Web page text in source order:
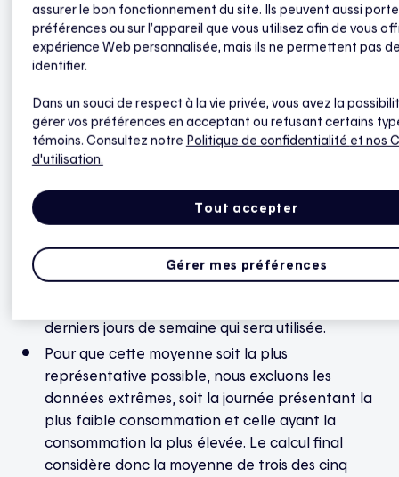
La consommation de référence est une prévision
de l’énergie que vous auriez consommée durant la
phase de réduction s’il n’y avait pas eu
consommation de référence, Hilo se base sur votre
consommation moyenne des derniers jours. Tous ces
calculs sont faits automatiquement.
Nous sélectionnons d’abord les cinq journées de
où il y a eu un événement de pointe). Par
exemple, s’il s’agit d’un événement de pointe en
derniers jours de semaine qui sera utilisée.
Pour que cette moyenne soit la plus
représentative possible, nous excluons les
données extrêmes, soit la journée présentant la
plus faible consommation et celle ayant la
consommation la plus élevée. Le calcul final
considère donc la moyenne de trois des cinq
assurer le bon fonctionnement du site. Ils peuvent aussi
préférences ou sur l’appareil que vous utilisez afin de vous
expérience Web personnalisée, mais ils ne permettent pas
identifier.
Dans un souci de respect à la vie privée, vous avez la
gérer vos préférences en acceptant ou refusant certains
témoins. Consultez notre Politique de confidentialité et nos
d'utilisation.
Tout accepter
Gérer mes préférences